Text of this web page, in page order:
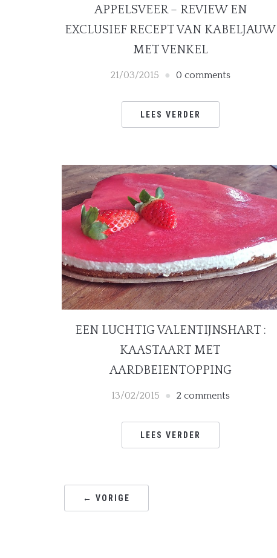
APPELSVEER – REVIEW EN
EXCLUSIEF RECEPT VAN KABELJAUW
MET VENKEL
21/03/2015 0 comments
LEES VERDER
EEN LUCHTIG VALENTIJNSHART :
KAASTAART MET
AARDBEIENTOPPING
13/02/2015 2 comments
LEES VERDER
← VORIGE